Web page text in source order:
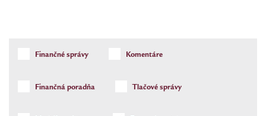
Finančné správy Komentáre
Finančná poradňa Tlačové správy